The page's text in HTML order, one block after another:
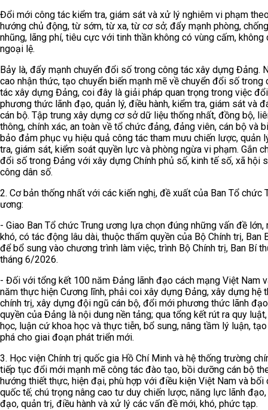
Đổi mới công tác kiểm tra, giám sát và xử lý nghiêm vi phạm
hướng chủ động, từ sớm, từ xa, từ cơ sở; đẩy mạnh phòng,
nhũng, lãng phí, tiêu cực với tinh thần không có vùng cấm, không
ngoại lệ.
Bảy là, đẩy mạnh chuyển đổi số trong công tác xây dựng Đảng.
cao nhận thức, tạo chuyển biến mạnh mẽ về chuyển đổi số trong
tác xây dựng Đảng, coi đây là giải pháp quan trọng trong việc
phương thức lãnh đạo, quản lý, điều hành, kiểm tra, giám sát và
cán bộ. Tập trung xây dựng cơ sở dữ liệu thống nhất, đồng bộ,
thông, chính xác, an toàn về tổ chức đảng, đảng viên, cán bộ và
bảo đảm phục vụ hiệu quả công tác tham mưu chiến lược, quản
tra, giám sát, kiểm soát quyền lực và phòng ngừa vi phạm. Gắn
đổi số trong Đảng với xây dựng Chính phủ số, kinh tế số, xã hội
công dân số.
2. Cơ bản thống nhất với các kiến nghị, đề xuất của Ban Tổ chức
ương:
- Giao Ban Tổ chức Trung ương lựa chọn đúng những vấn đề lớn,
khó, có tác động lâu dài, thuộc thẩm quyền của Bộ Chính trị, Ban
để bổ sung vào chương trình làm việc, trình Bộ Chính trị, Ban Bí
tháng 6/2026.
- Đối với tổng kết 100 năm Đảng lãnh đạo cách mạng Việt Nam
năm thực hiện Cương lĩnh, phải coi xây dựng Đảng, xây dựng hệ
chính trị, xây dựng đội ngũ cán bộ, đổi mới phương thức lãnh
quyền của Đảng là nội dung nền tảng; qua tổng kết rút ra quy
học, luận cứ khoa học và thực tiễn, bổ sung, nâng tầm lý luận,
phá cho giai đoạn phát triển mới.
3. Học viện Chính trị quốc gia Hồ Chí Minh và hệ thống trường
tiếp tục đổi mới mạnh mẽ công tác đào tạo, bồi dưỡng cán bộ
hướng thiết thực, hiện đại, phù hợp với điều kiện Việt Nam và bối
quốc tế; chú trọng nâng cao tư duy chiến lược, năng lực lãnh
đạo, quản trị, điều hành và xử lý các vấn đề mới, khó, phức tạp.